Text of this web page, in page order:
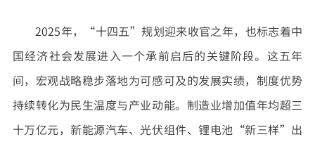
2025年，“十四五”规划迎来收官之年，也标志着中
国经济社会发展进入一个承前启后的关键阶段。这五年
间，宏观战略稳步落地为可感可及的发展实绩，制度优势
持续转化为民生温度与产业动能。制造业增加值年均超三
十万亿元，新能源汽车、光伏组件、锂电池“新三样”出